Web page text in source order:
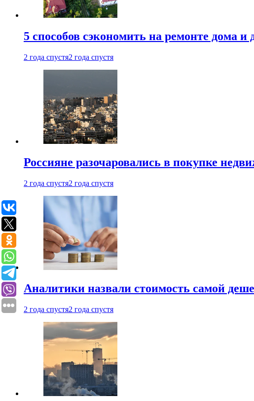
5 способов сэкономить на ремонте дома
2 года спустя2 года спустя
Россияне разочаровались в покупке
2 года спустя2 года спустя
Аналитики назвали стоимость самой
2 года спустя2 года спустя